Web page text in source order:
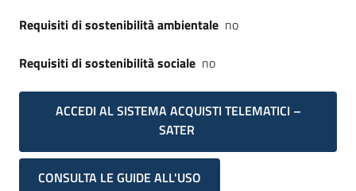
Requisiti di sostenibilità ambientale no
Requisiti di sostenibilità sociale no
ACCEDI AL SISTEMA ACQUISTI TELEMATICI –
SATER
CONSULTA LE GUIDE ALL'USO